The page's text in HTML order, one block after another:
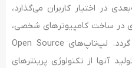
در اختیار کاربران می‌گذارد،
در ساخت کامپیوترهای شخصی،
لپ‌تاپ‌ها و ربات‌ها نیز استفاده گردد. لپ‌تاپ‌های Open Source
آنها از تکنولوژی پرینترهای